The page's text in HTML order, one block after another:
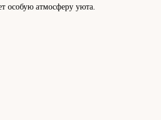
особую атмосферу уюта.